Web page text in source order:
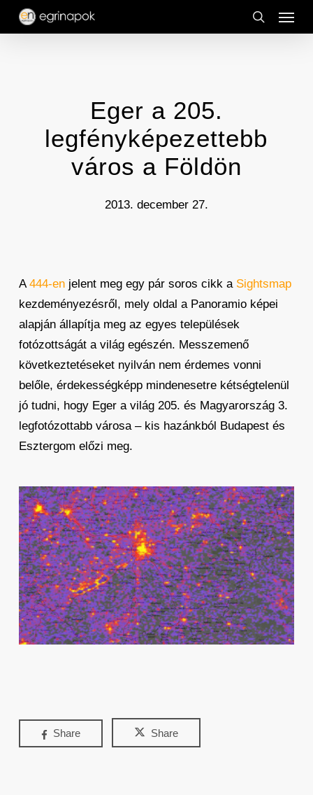
Skip
search
Menu
Eger a 205.
legfényképezettebb
város a Földön
2013. december 27.
A444-enjelent meg egy pár soros cikk a Sightsmap
kezdeményezésről, mely oldal a Panoramio képei
alapján állapítja meg az egyes települések
fotózottságát a világ egészén. Messzemenő
következtetéseket nyilván nem érdemes vonni
belőle, érdekességképp mindenesetre kétségtelenül
jó tudni, hogy Eger a világ 205. és Magyarország 3.
legfotózottabb városa – kis hazánkból Budapest és
Esztergom előzi meg.
Share Share